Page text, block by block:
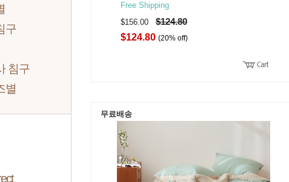
구
침구
별
Free Shipping
$156.00$124.80
$124.80 (20% off)
무료배송